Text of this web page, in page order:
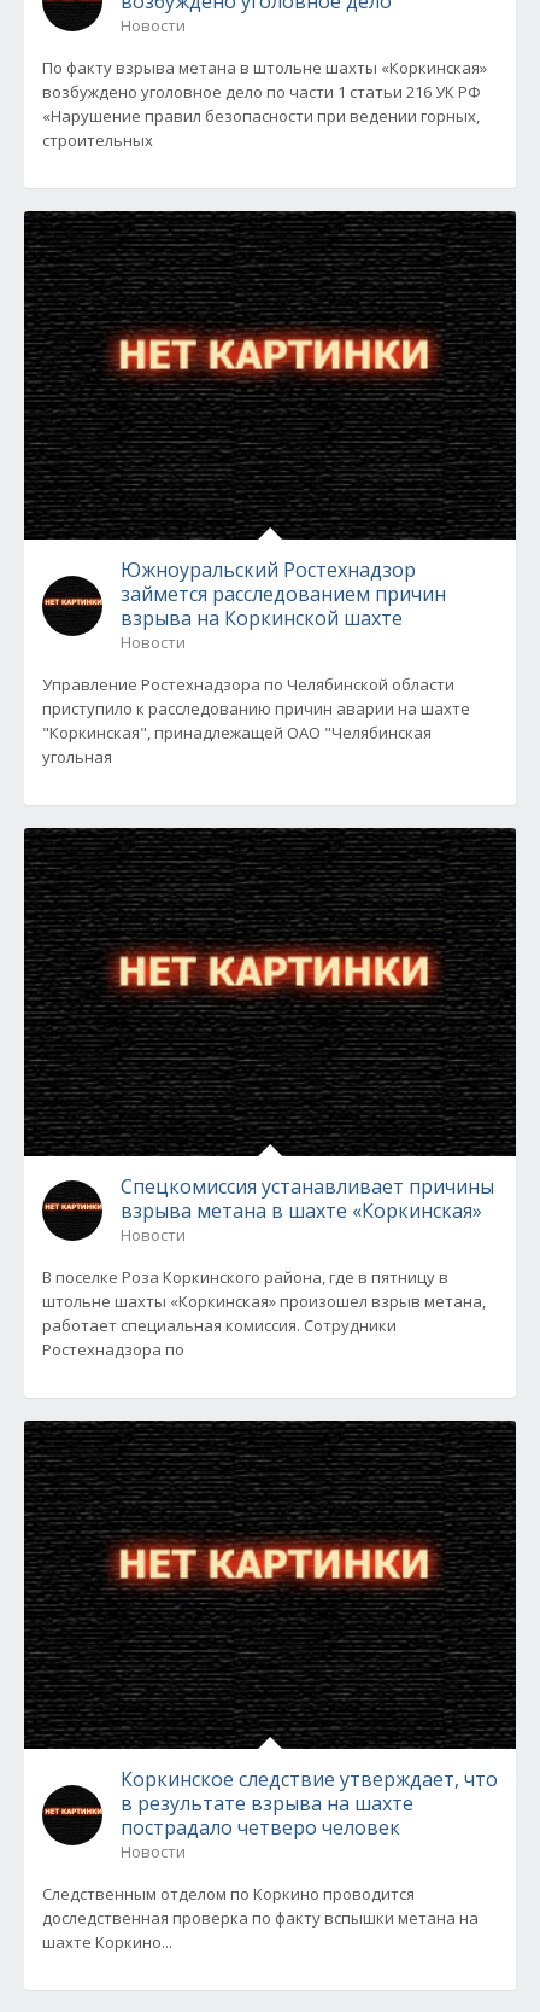
Новости
По факту взрыва метана в штольне шахты «Коркинская»
возбуждено уголовное дело по части 1 статьи 216 УК РФ
«Нарушение правил безопасности при ведении горных,
строительных
Южноуральский Ростехнадзор
займется расследованием причин
взрыва на Коркинской шахте
Новости
Управление Ростехнадзора по Челябинской области
приступило к расследованию причин аварии на шахте
"Коркинская", принадлежащей ОАО "Челябинская
угольная
Спецкомиссия устанавливает причины
взрыва метана в шахте «Коркинская»
Новости
В поселке Роза Коркинского района, где в пятницу в
штольне шахты «Коркинская» произошел взрыв метана,
работает специальная комиссия. Сотрудники
Ростехнадзора по
Коркинское следствие утверждает, что
в результате взрыва на шахте
пострадало четверо человек
Новости
Следственным отделом по Коркино проводится
доследственная проверка по факту вспышки метана на
шахте Коркино...